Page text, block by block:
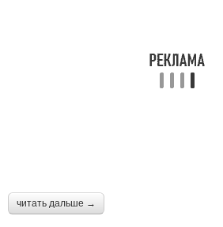
читать дальше →